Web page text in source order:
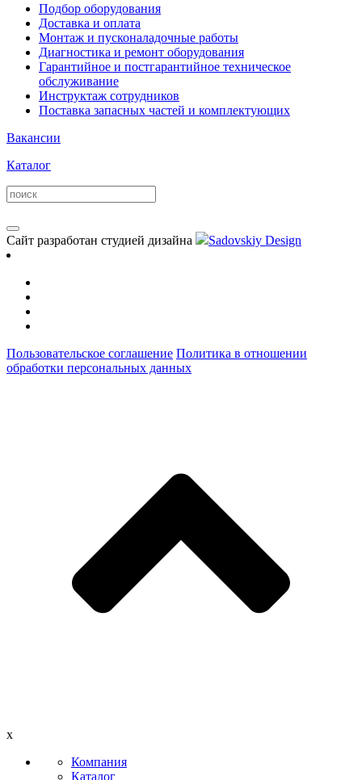
Подбор оборудования
Доставка и оплата
Монтаж и пусконаладочные работы
Диагностика и ремонт оборудования
Гарантийное и постгарантийное техническое
обслуживание
Инструктаж сотрудников
Поставка запасных частей и комплектующих
Вакансии
Каталог
Сайт разработан студией дизайна Sadovskiy Design
Пользовательское соглашение Политика в отношении
обработки персональных данных
x
Компания
Каталог